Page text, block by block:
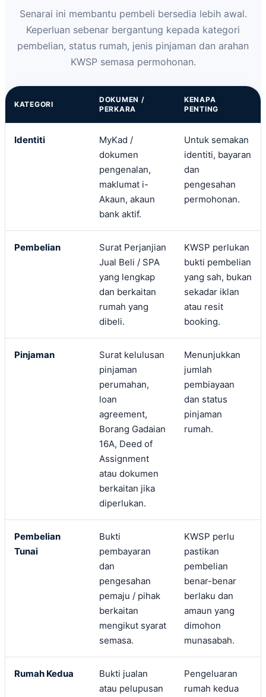
Senarai ini membantu pembeli bersedia lebih awal.
Keperluan sebenar bergantung kepada kategori
pembelian, status rumah, jenis pinjaman dan arahan
KWSP semasa permohonan.
KATEGORI
DOKUMEN /
PERKARA
KENAPA
PENTING
Identiti
MyKad /
dokumen
pengenalan,
maklumat i-
Akaun, akaun
bank aktif.
Untuk semakan
identiti, bayaran
dan
pengesahan
permohonan.
Pembelian
Surat Perjanjian
Jual Beli / SPA
yang lengkap
dan berkaitan
rumah yang
dibeli.
KWSP perlukan
bukti pembelian
yang sah, bukan
sekadar iklan
atau resit
booking.
Pinjaman
Surat kelulusan
pinjaman
perumahan,
loan
agreement,
Borang Gadaian
16A, Deed of
Assignment
atau dokumen
berkaitan jika
diperlukan.
Menunjukkan
jumlah
pembiayaan
dan status
pinjaman
rumah.
Pembelian
Tunai
Bukti
pembayaran
dan
pengesahan
pemaju / pihak
berkaitan
mengikut syarat
semasa.
KWSP perlu
pastikan
pembelian
benar-benar
berlaku dan
amaun yang
dimohon
munasabah.
Rumah Kedua
Bukti jualan
atau pelupusan
Pengeluaran
rumah kedua